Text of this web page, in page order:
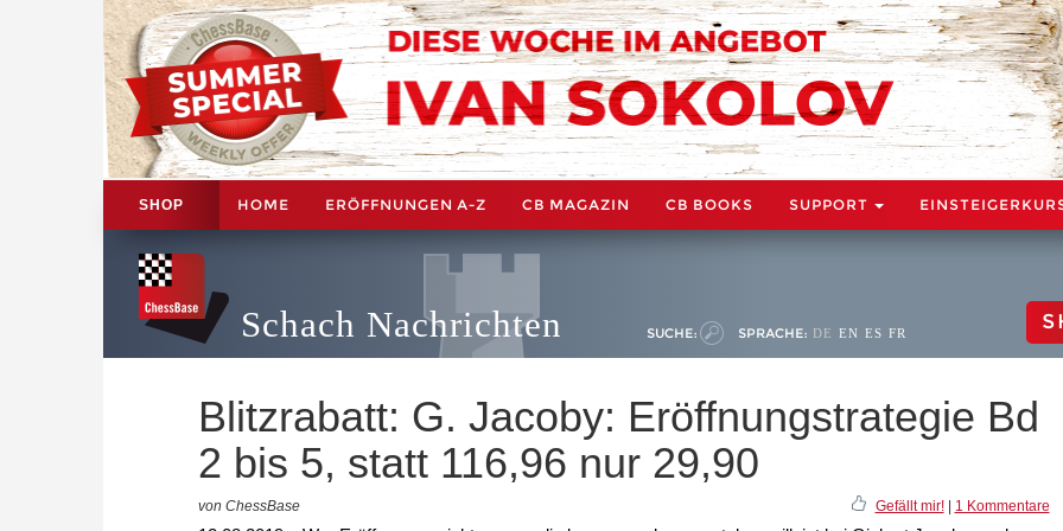
SHOP HOME ERÖFFNUNGEN A-Z CB MAGAZIN CB BOOKS SUPPORT
Schach Nachrichten SUCHE: SPRACHE: DE EN ES FR
Blitzrabatt: G. Jacoby: Eröffnungstrategie Bd
2 bis 5, statt 116,96 nur 29,90
von ChessBase Gefällt mir!| 1 Kommentare